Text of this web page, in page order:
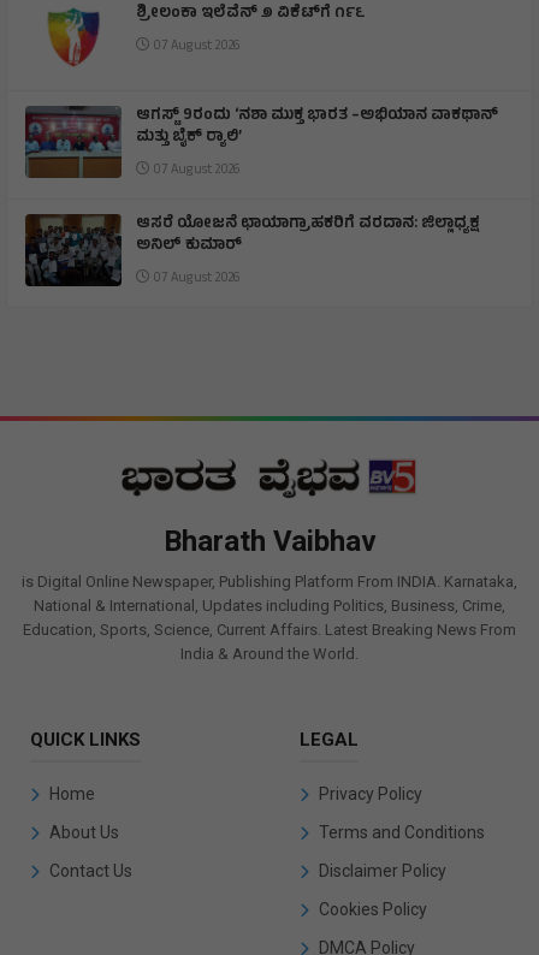
ಶ್ರೀಲಂಕಾ ಇಲೆವೆನ್ ೨ ವಿಕೆಟ್‌ಗೆ ೧೯೬
07 August 2026
ಆಗಸ್ಟ್ 9ರಂದು ‘ನಶಾ ಮುಕ್ತ ಭಾರತ –ಅಭಿಯಾನ ವಾಕಥಾನ್
ಮತ್ತು ಬೈಕ್ ರ‍್ಯಾಲಿ’
07 August 2026
ಆಸರೆ ಯೋಜನೆ ಛಾಯಾಗ್ರಾಹಕರಿಗೆ ವರದಾನ: ಜಿಲ್ಲಾಧ್ಯಕ್ಷ
ಅನಿಲ್ ಕುಮಾರ್
07 August 2026
Bharath Vaibhav
is Digital Online Newspaper, Publishing Platform From INDIA. Karnataka,
National & International, Updates including Politics, Business, Crime,
Education, Sports, Science, Current Affairs. Latest Breaking News From
India & Around the World.
QUICK LINKS
Home
About Us
Contact Us
LEGAL
Privacy Policy
Terms and Conditions
Disclaimer Policy
Cookies Policy
DMCA Policy